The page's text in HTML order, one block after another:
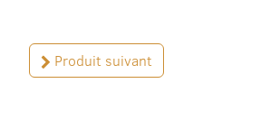
Produit suivant